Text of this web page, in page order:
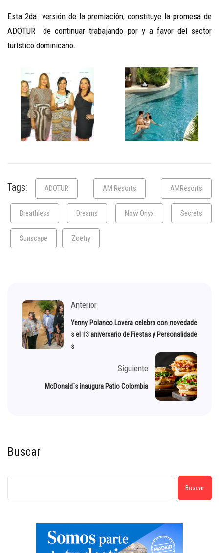
Esta 2da. versión de la premiación, constituye la promesa de
ADOTUR de continuar trabajando por y a favor del sector
turístico dominicano.
Tags: ADOTUR AM Resorts AMResorts
Breathless Dreams Now Onyx Secrets
Sunscape Zoetry
Anterior
Yenny Polanco Lovera celebra con novedade
s el 13 aniversario de Fiestas y Personalidade
s
Siguiente
McDonald´s inaugura Patio Colombia
Buscar
Buscar